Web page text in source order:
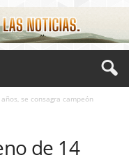
se consagra campeón
de 14